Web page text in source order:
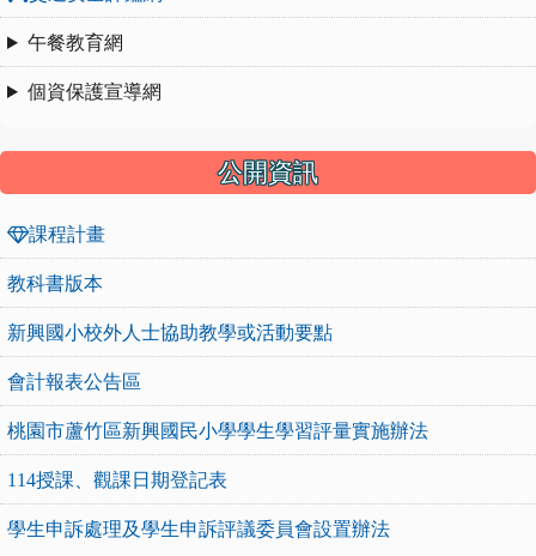
午餐教育網
個資保護宣導網
公開資訊
課程計畫
教科書版本
新興國小校外人士協助教學或活動要點
會計報表公告區
桃園市蘆竹區新興國民小學學生學習評量實施辦法
114授課、觀課日期登記表
學生申訴處理及學生申訴評議委員會設置辦法